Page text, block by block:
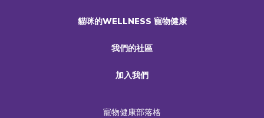
貓咪的WELLNESS 寵物健康
我們的社區
加入我們
寵物健康部落格